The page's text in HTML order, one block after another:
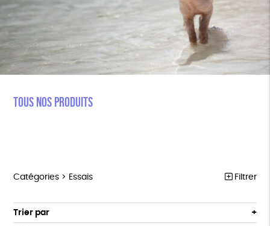
Tous nos produits
Catégories > Essais Filtrer
MARCHE POUR LA FERMETURE DES ABATTOIRS
Trier par